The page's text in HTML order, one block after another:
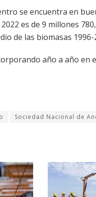
se encuentra en
es de 9 millones
de las biomasas 1996-
año a año en
Sociedad Nacional de